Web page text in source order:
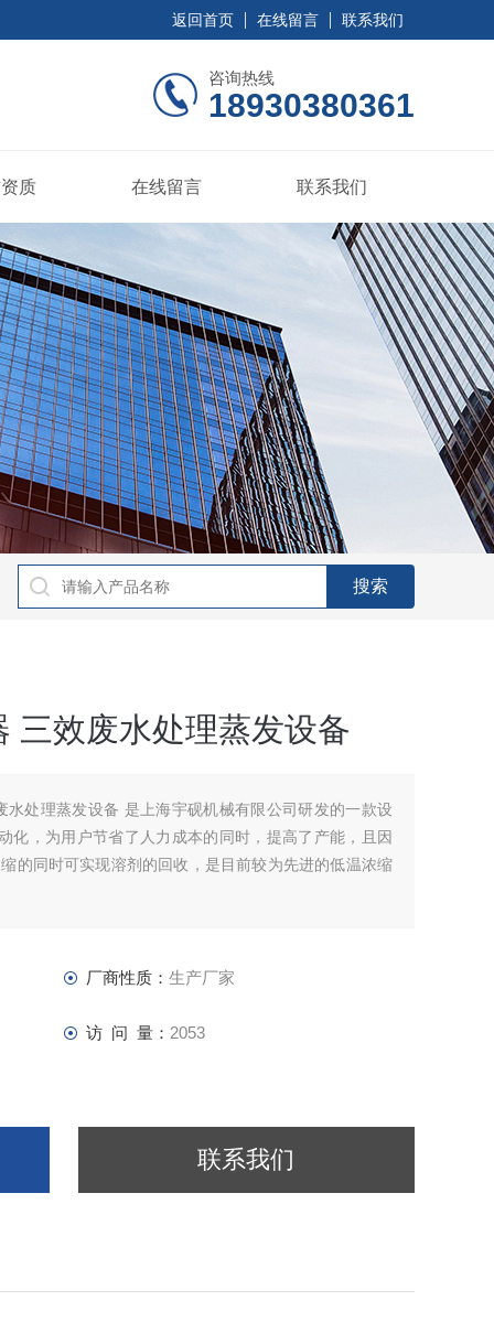
返回首页 在线留言 联系我们
咨询热线
18930380361
质 在线留言 联系我们
三效废水处理蒸发设备
水处理蒸发设备 是上海宇砚机械有限公司研发的一款设
化，为用户节省了人力成本的同时，提高了产能，且因
的同时可实现溶剂的回收，是目前较为先进的低温浓缩
厂商性质： 生产厂家
访 问 量： 2053
联系我们